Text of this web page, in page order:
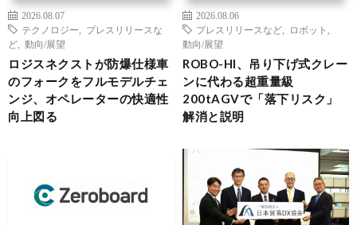
2026.08.07
テクノロジー
プレスリリースな
ど
動向/展望
ロジスネクストが防爆仕様車
のフォークをフルモデルチェ
ンジ、オペレーターの快適性
向上図る
2026.08.06
プレスリリースなど
ロボット
動向/展望
ROBO-HI、吊り下げ式クレー
ンに代わる超重量級
200tAGVで「落下リスク」
解消と説明